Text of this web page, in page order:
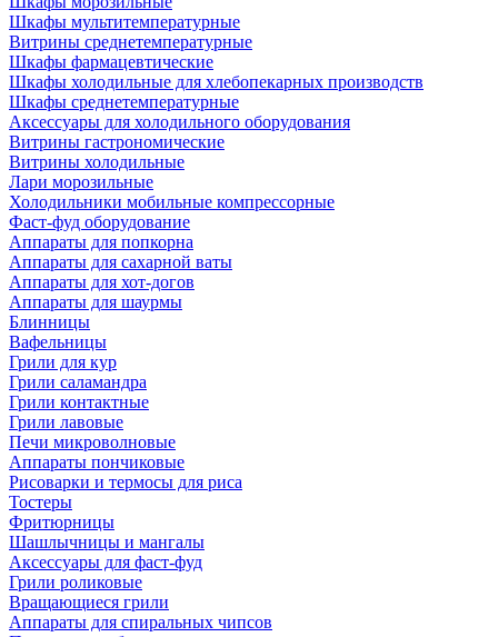
Шкафы мультитемпературные
Витрины среднетемпературные
Шкафы фармацевтические
Шкафы холодильные для хлебопекарных производств
Шкафы среднетемпературные
Аксессуары для холодильного оборудования
Витрины гастрономические
Витрины холодильные
Лари морозильные
Холодильники мобильные компрессорные
Фаст-фуд оборудование
Аппараты для попкорна
Аппараты для сахарной ваты
Аппараты для хот-догов
Аппараты для шаурмы
Блинницы
Вафельницы
Грили для кур
Грили саламандра
Грили контактные
Грили лавовые
Печи микроволновые
Аппараты пончиковые
Рисоварки и термосы для риса
Тостеры
Фритюрницы
Шашлычницы и мангалы
Аксессуары для фаст-фуд
Грили роликовые
Вращающиеся грили
Аппараты для спиральных чипсов